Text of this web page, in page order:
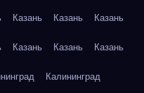
Казань Казань Казань
Казань Казань Казань
Калининград